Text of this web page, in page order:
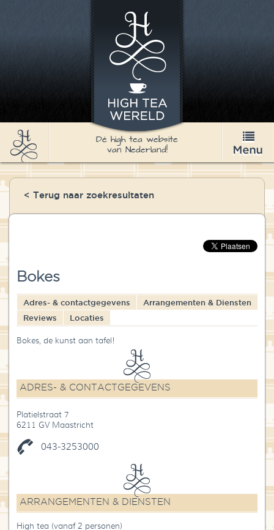
High Tea
Recepten
Over High Tea Wereld
Contact
Dé high tea website
van Nederland!
< Terug naar zoekresultaten
Bokes
Adres- & contactgegevens
Arrangementen & Diensten
Reviews
Locaties
Bokes, de kunst aan tafel!
ADRES- & CONTACTGEGEVENS
Platielstraat 7
6211 GV Maastricht
043-3253000
ARRANGEMENTEN & DIENSTEN
High tea (vanaf 2 personen)